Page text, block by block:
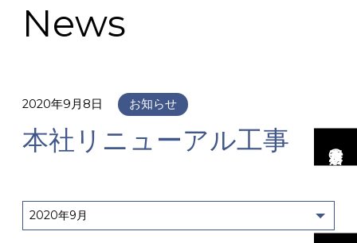
News
2020年9月8日 お知らせ
本社リニューアル工事 市村工務店の家